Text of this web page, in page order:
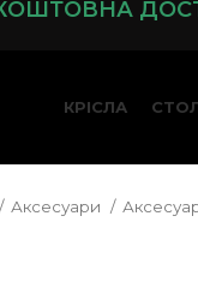
КРІСЛА
Аксесуари